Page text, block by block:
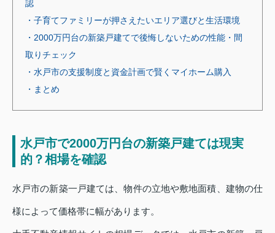
認
・子育てファミリーが押さえたいエリア選びと生活環境
・2000万円台の新築戸建てで後悔しないための性能・間
取りチェック
・水戸市の支援制度と資金計画で賢くマイホーム購入
・まとめ
水戸市で2000万円台の新築戸建ては現実
的？相場を確認
水戸市の新築一戸建ては、物件の立地や敷地面積、建物の仕
様によって価格帯に幅があります。